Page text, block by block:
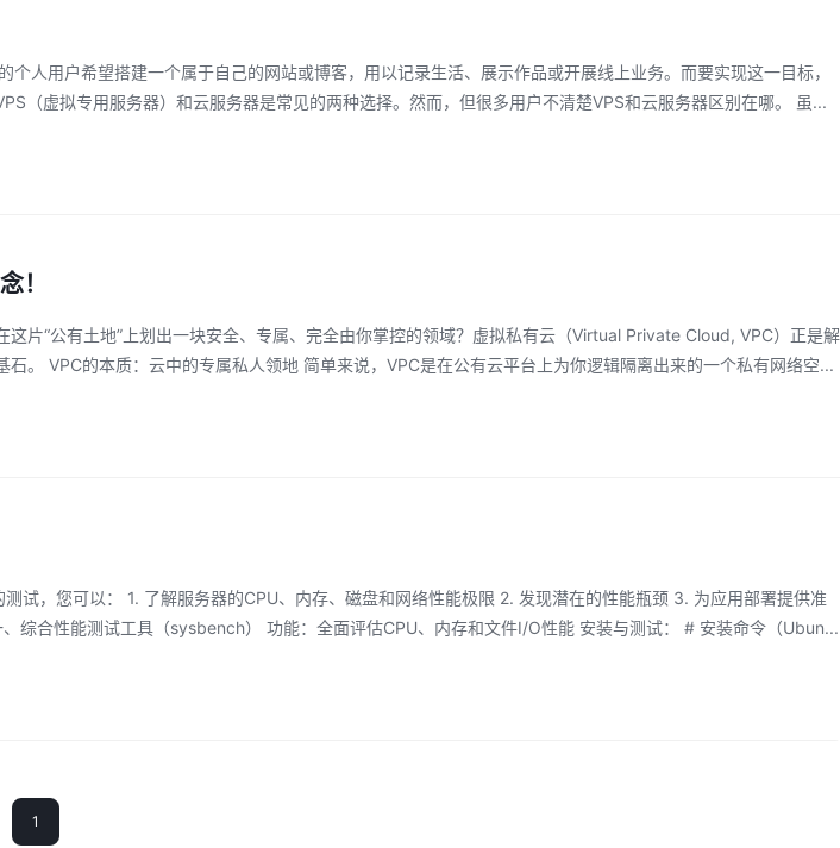
人用户希望搭建一个属于自己的网站或博客，用以记录生活、展示作品或开展线上业务。而要实现这一目标，
（虚拟专用服务器）和云服务器是常见的两种选择。然而，但很多用户不清楚VPS和云服务器区别在哪。 虽...
！
片“公有土地”上划出一块安全、专属、完全由你掌控的领域？虚拟私有云（Virtual Private Cloud, VPC）正是解
。 VPC的本质：云中的专属私人领地 简单来说，VPC是在公有云平台上为你逻辑隔离出来的一个私有网络空...
试，您可以： 1. 了解服务器的CPU、内存、磁盘和网络性能极限 2. 发现潜在的性能瓶颈 3. 为应用部署提供准
综合性能测试工具（sysbench） 功能：全面评估CPU、内存和文件I/O性能 安装与测试： # 安装命令（Ubun...
1